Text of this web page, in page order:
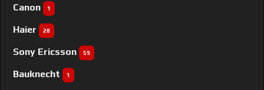
Canon 1
Haier 28
Sony Ericsson 59
Bauknecht 1